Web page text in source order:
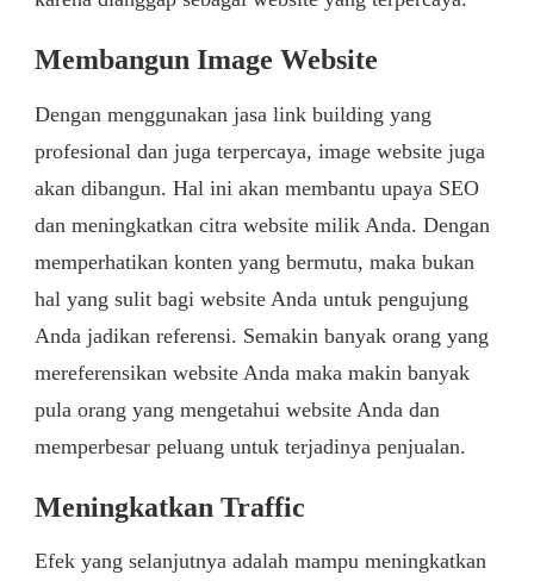
Membangun Image Website
Dengan menggunakan jasa link building yang
profesional dan juga terpercaya, image website juga
akan dibangun. Hal ini akan membantu upaya SEO
dan meningkatkan citra website milik Anda. Dengan
memperhatikan konten yang bermutu, maka bukan
hal yang sulit bagi website Anda untuk pengujung
Anda jadikan referensi. Semakin banyak orang yang
mereferensikan website Anda maka makin banyak
pula orang yang mengetahui website Anda dan
memperbesar peluang untuk terjadinya penjualan.
Meningkatkan Traffic
Efek yang selanjutnya adalah mampu meningkatkan